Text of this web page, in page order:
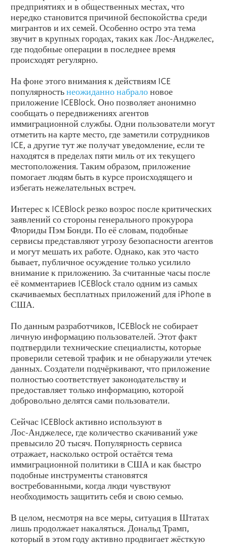
предприятиях и в общественных местах, что
нередко становится причиной беспокойства среди
мигрантов и их семей. Особенно остро эта тема
звучит в крупных городах, таких как Лос‑Анджелес,
где подобные операции в последнее время
происходят регулярно.
На фоне этого внимания к действиям ICE
популярностьнеожиданнонабралоновое
приложение ICEBlock. Оно позволяет анонимно
сообщать о передвижениях агентов
иммиграционной службы. Одни пользователи могут
отметить на карте место, где заметили сотрудников
ICE, а другие тут же получат уведомление, если те
находятся в пределах пяти миль от их текущего
местоположения. Таким образом, приложение
помогает людям быть в курсе происходящего и
избегать нежелательных встреч.
Интерес к ICEBlock резко возрос после критических
заявлений со стороны генерального прокурора
Флориды Пэм Бонди. По её словам, подобные
сервисы представляют угрозу безопасности агентов
и могут мешать их работе. Однако, как это часто
бывает, публичное осуждение только усилило
внимание к приложению. За считанные часы после
её комментариев ICEBlock стало одним из самых
скачиваемых бесплатных приложений для iPhone в
США.
По данным разработчиков, ICEBlock не собирает
личную информацию пользователей. Этот факт
подтвердили технические специалисты, которые
проверили сетевой трафик и не обнаружили утечек
данных. Создатели подчёркивают, что приложение
полностью соответствует законодательству и
предоставляет только информацию, которой
добровольно делятся сами пользователи.
Сейчас ICEBlock активно используют в
Лос‑Анджелесе, где количество скачиваний уже
превысило 20 тысяч. Популярность сервиса
отражает, насколько острой остаётся тема
иммиграционной политики в США и как быстро
подобные инструменты становятся
востребованными, когда люди чувствуют
необходимость защитить себя и свою семью.
В целом, несмотря на все меры, ситуация в Штатах
лишь продолжает накаляться. Дональд Трамп,
который в этом году активно продвигает жёсткую